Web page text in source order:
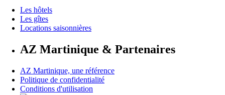
Les hôtels
Les gîtes
Locations saisonnières
AZ Martinique & Partenaires
AZ Martinique, une référence
Politique de confidentialité
Conditions d'utilisation